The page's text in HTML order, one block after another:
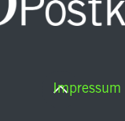
Impressum